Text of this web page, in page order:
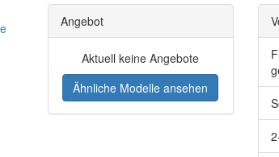
Angebot
Aktuell keine Angebote
Ähnliche Modelle ansehen